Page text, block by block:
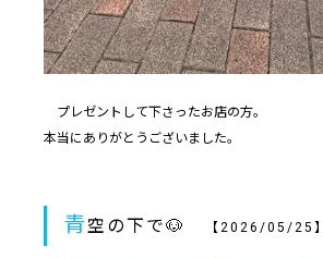
プレゼントして下さったお店の方。
本当にありがとうございました。
青空の下で🐶 【2026/05/25】